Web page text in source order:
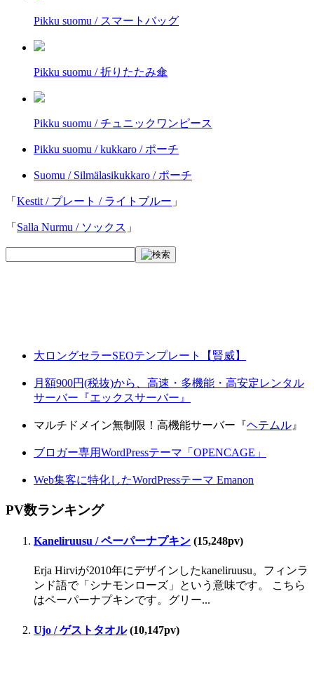
Pikku suomu / スマートバッグ
Pikku suomu / 折りたたみ傘
Pikku suomu / チュニックワンピース
Pikku suomu / kukkaro / ポーチ
Suomu / Silmälasikukkaro / ポーチ
「 Kestit / プレート / ライトブルー 」
「 Salla Nurmu / ソックス 」
大ロングセラーSEOテンプレート【賢威】
月額900円(税抜)から、高速・多機能・高安定レンタル
サーバー『エックスサーバー』
マルチドメイン無制限！高機能サーバー『ヘテムル 』
ブロガー専用WordPressテーマ「OPENCAGE」
Web集客に特化したWordPressテーマ Emanon
PV数ランキング
Kaneliruusu / ペーパーナプキン (15,248pv)
Erja Hirviが2010年にデザインしたkaneliruusu。フィンラ
ンド語で「シナモンローズ」という意味です。 こちら
はペーパーナプキンです。グリー...
Ujo / ゲストタオル(10,147pv)